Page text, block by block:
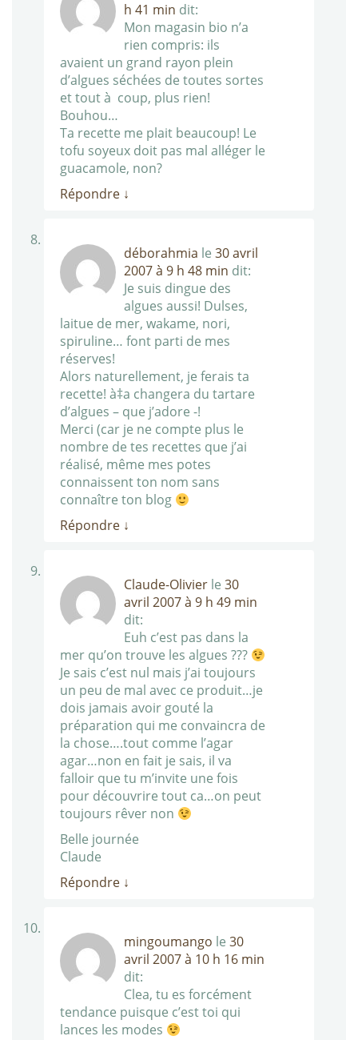
h 41 min dit:
Mon magasin bio n’a
rien compris: ils
avaient un grand rayon plein
d’algues séchées de toutes sortes
et tout à coup, plus rien!
Bouhou…
Ta recette me plait beaucoup! Le
tofu soyeux doit pas mal alléger le
guacamole, non?
Répondre ↓
déborahmia le 30 avril
2007 à 9 h 48 min dit:
Je suis dingue des
algues aussi! Dulses,
laitue de mer, wakame, nori,
spiruline… font parti de mes
réserves!
Alors naturellement, je ferais ta
recette! à‡a changera du tartare
d’algues – que j’adore -!
Merci (car je ne compte plus le
nombre de tes recettes que j’ai
réalisé, même mes potes
connaissent ton nom sans
connaître ton blog
Répondre ↓
Claude-Olivier le 30
avril 2007 à 9 h 49 min
dit:
Euh c’est pas dans la
mer qu’on trouve les algues ???
Je sais c’est nul mais j’ai toujours
un peu de mal avec ce produit…je
dois jamais avoir gouté la
préparation qui me convaincra de
la chose….tout comme l’agar
agar…non en fait je sais, il va
falloir que tu m’invite une fois
pour découvrire tout ca…on peut
toujours rêver non
Belle journée
Claude
Répondre ↓
mingoumango le 30
avril 2007 à 10 h 16 min
dit:
Clea, tu es forcément
tendance puisque c’est toi qui
lances les modes